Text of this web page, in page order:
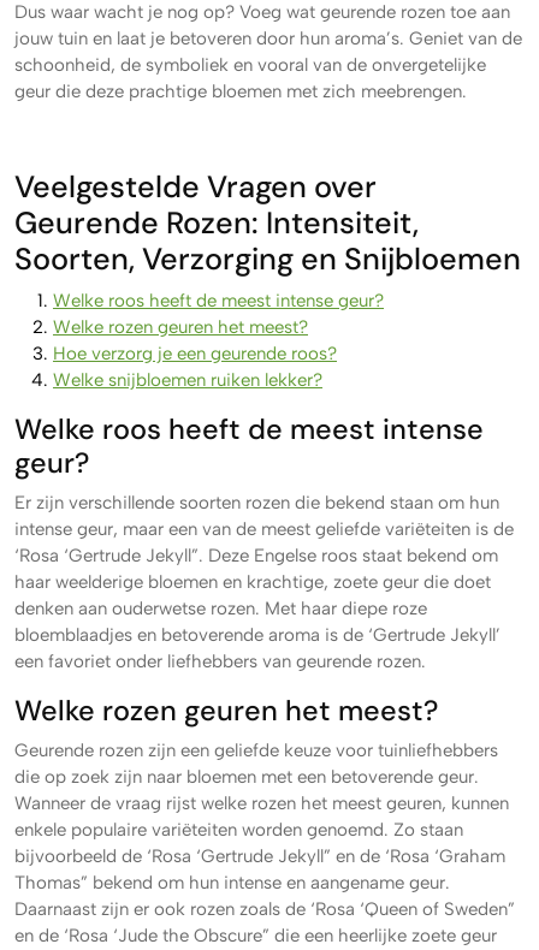
Dus waar wacht je nog op? Voeg wat geurende rozen toe aan
jouw tuin en laat je betoveren door hun aroma’s. Geniet van de
schoonheid, de symboliek en vooral van de onvergetelijke
geur die deze prachtige bloemen met zich meebrengen.
Veelgestelde Vragen over
Geurende Rozen: Intensiteit,
Soorten, Verzorging en Snijbloemen
Welke roos heeft de meest intense geur?
Welke rozen geuren het meest?
Hoe verzorg je een geurende roos?
Welke snijbloemen ruiken lekker?
Welke roos heeft de meest intense
geur?
Er zijn verschillende soorten rozen die bekend staan om hun
intense geur, maar een van de meest geliefde variëteiten is de
‘Rosa ‘Gertrude Jekyll”. Deze Engelse roos staat bekend om
haar weelderige bloemen en krachtige, zoete geur die doet
denken aan ouderwetse rozen. Met haar diepe roze
bloemblaadjes en betoverende aroma is de ‘Gertrude Jekyll’
een favoriet onder liefhebbers van geurende rozen.
Welke rozen geuren het meest?
Geurende rozen zijn een geliefde keuze voor tuinliefhebbers
die op zoek zijn naar bloemen met een betoverende geur.
Wanneer de vraag rijst welke rozen het meest geuren, kunnen
enkele populaire variëteiten worden genoemd. Zo staan
bijvoorbeeld de ‘Rosa ‘Gertrude Jekyll” en de ‘Rosa ‘Graham
Thomas” bekend om hun intense en aangename geur.
Daarnaast zijn er ook rozen zoals de ‘Rosa ‘Queen of Sweden”
en de ‘Rosa ‘Jude the Obscure” die een heerlijke zoete geur